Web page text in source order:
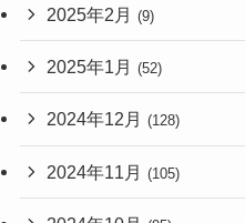
2025年2月 (9)
2025年1月 (52)
2024年12月 (128)
2024年11月 (105)